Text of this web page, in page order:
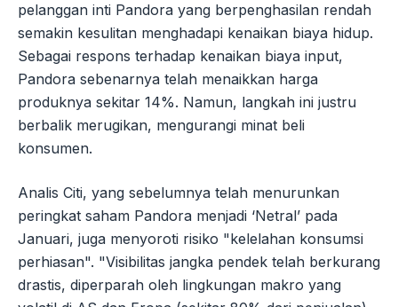
pelanggan inti Pandora yang berpenghasilan rendah
semakin kesulitan menghadapi kenaikan biaya hidup.
Sebagai respons terhadap kenaikan biaya input,
Pandora sebenarnya telah menaikkan harga
produknya sekitar 14%. Namun, langkah ini justru
berbalik merugikan, mengurangi minat beli
konsumen.
Analis Citi, yang sebelumnya telah menurunkan
peringkat saham Pandora menjadi ‘Netral’ pada
Januari, juga menyoroti risiko "kelelahan konsumsi
perhiasan". "Visibilitas jangka pendek telah berkurang
drastis, diperparah oleh lingkungan makro yang